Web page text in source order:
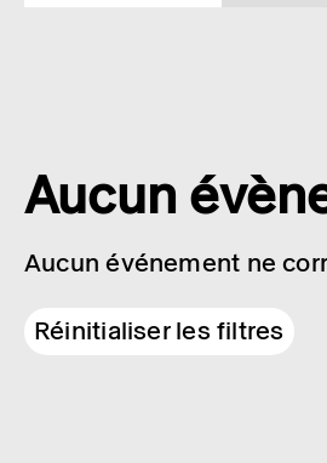
Aucun
Aucun événement ne
Réinitialiser les filtres